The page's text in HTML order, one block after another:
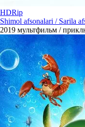
HDRip
Shimol afsonalari / Sarila
2019 мультфильм /